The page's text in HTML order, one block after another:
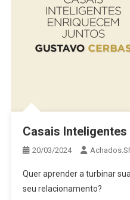
Casais
20/03/2024
Quer aprender a turbinar
seu relacionamento?